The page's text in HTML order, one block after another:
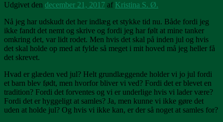
Udgivet den december 21, 2017 af Kristina S. Ø.
Nå jeg har udskudt det her indlæg et stykke tid nu. Både fordi jeg
ikke fandt det nemt og skrive og fordi jeg har følt at mine tanker
omkring det, var lidt rodet. Men hvis det skal på inden jul og hvis
det skal holde op med at fylde så meget i mit hoved må jeg heller få
det skrevet.
Hvad er glæden ved jul? Helt grundlæggende holder vi jo jul fordi
et barn blev født, men hvorfor bliver vi ved? Fordi det er blevet en
tradition? Fordi det forventes og vi er underlige hvis vi lader være?
Fordi det er hyggeligt at samles? Ja, men kunne vi ikke gøre det
uden at holde jul? Og hvis vi ikke kan, er der så noget at samles for?